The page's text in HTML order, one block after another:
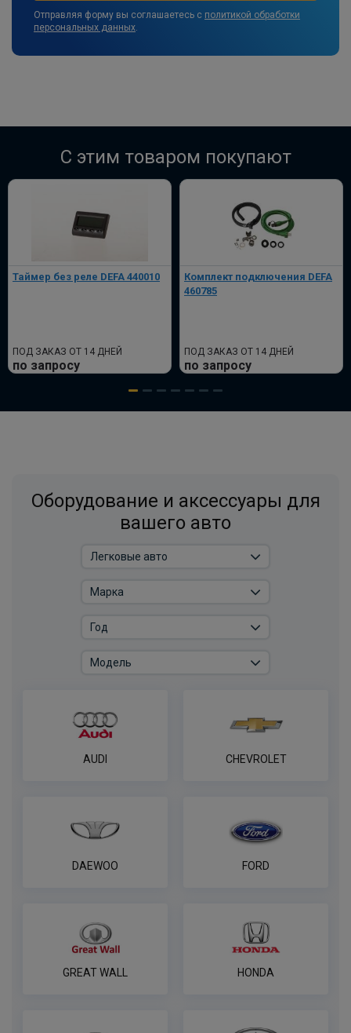
Отправляя форму вы соглашаетесь с политикой обработки
персональных данных.
C этим товаром покупают
Таймер без реле DEFA 440010
ПОД ЗАКАЗ ОТ 14 ДНЕЙ
по запросу
Комплект подключения DEFA
460785
ПОД ЗАКАЗ ОТ 14 ДНЕЙ
по запросу
Оборудование и аксессуары для
вашего авто
AUDI CHEVROLET
DAEWOO FORD
GREAT WALL HONDA